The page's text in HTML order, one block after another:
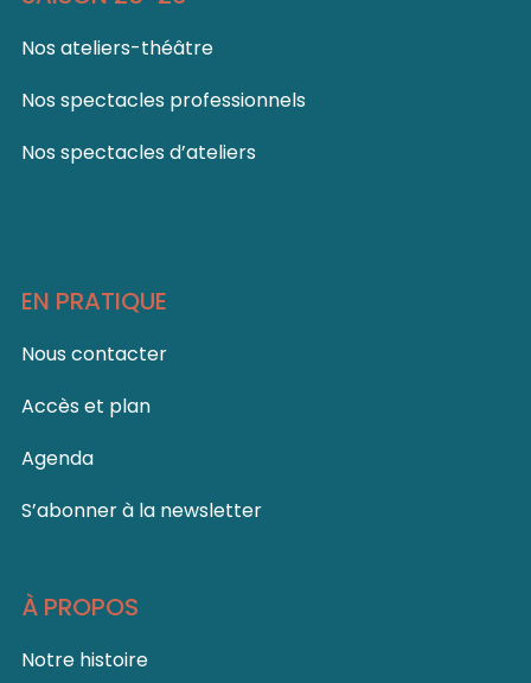
Nos ateliers-théâtre
Nos spectacles professionnels
Nos spectacles d’ateliers
EN PRATIQUE
Nous contacter
Accès et plan
Agenda
S’abonner à la newsletter
À PROPOS
Notre histoire